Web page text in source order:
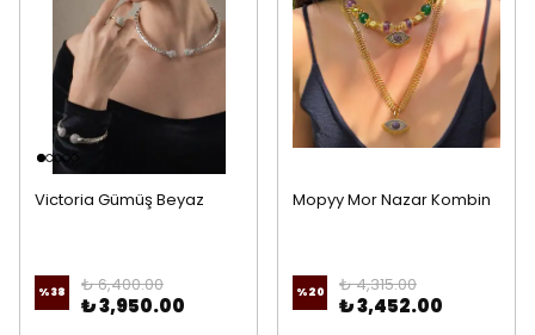
Victoria Gümüş Beyaz
%38 ₺ 6,400.00
₺ 3,950.00
Mopyy Mor Nazar Kombin
%20 ₺ 4,315.00
₺ 3,452.00